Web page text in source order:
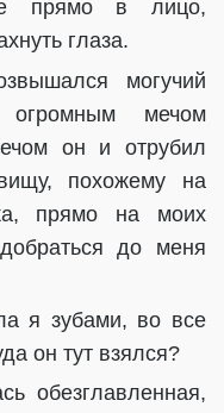
прямо в лицо,
глаза.
могучий
мечом
он и отрубил
похожему на
прямо на моих
до меня
я зубами, во все
он тут взялся?
обезглавленная,